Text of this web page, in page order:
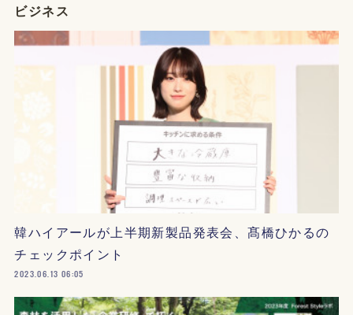
ビジネス
韓ハイアールが上半期新製品発表会、髙橋ひかるの
チェックポイント
2023.06.13 06:05